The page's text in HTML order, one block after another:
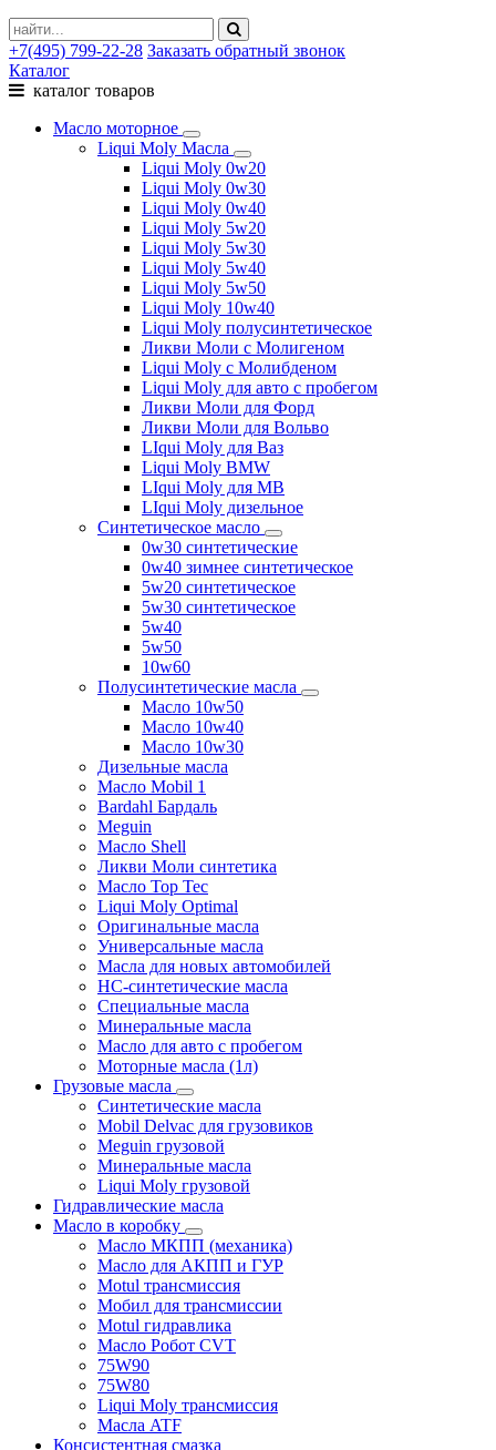
+7(495) 799-22-28 Заказать обратный звонок
Каталог
каталог товаров
Масло моторное
Liqui Moly Масла
Liqui Moly 0w20
Liqui Moly 0w30
Liqui Moly 0w40
Liqui Moly 5w20
Liqui Moly 5w30
Liqui Moly 5w40
Liqui Moly 5w50
Liqui Moly 10w40
Liqui Moly полусинтетическое
Ликви Моли с Молигеном
Liqui Moly с Молибденом
Liqui Moly для авто с пробегом
Ликви Моли для Форд
Ликви Моли для Вольво
LIqui Moly для Ваз
Liqui Moly BMW
LIqui Moly для MB
LIqui Moly дизельное
Синтетическое масло
0w30 синтетические
0w40 зимнее синтетическое
5w20 синтетическое
5w30 синтетическое
5w40
5w50
10w60
Полусинтетические масла
Масло 10w50
Масло 10w40
Масло 10w30
Дизельные масла
Масло Mobil 1
Bardahl Бардаль
Meguin
Масло Shell
Ликви Моли синтетика
Масло Top Tec
Liqui Moly Optimal
Оригинальные масла
Универсальные масла
Масла для новых автомобилей
HC-синтетические масла
Специальные масла
Минеральные масла
Масло для авто с пробегом
Моторные масла (1л)
Грузовые масла
Синтетические масла
Mobil Delvac для грузовиков
Meguin грузовой
Минеральные масла
Liqui Moly грузовой
Гидравлические масла
Масло в коробку
Масло МКПП (механика)
Масло для АКПП и ГУР
Motul трансмиссия
Мобил для трансмиссии
Motul гидравлика
Масло Робот CVT
75W90
75W80
Liqui Moly трансмиссия
Масла ATF
Консистентная смазка